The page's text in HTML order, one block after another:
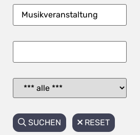
SUCHEN RESET